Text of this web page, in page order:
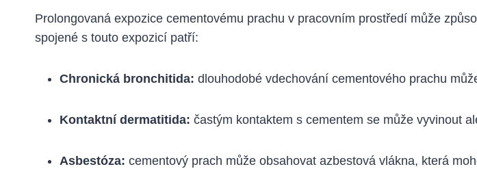
Prolongovaná expozice cementovému prachu v pracovním prostředí může
spojené s touto expozicí patří:
Chronická bronchitida: dlouhodobé vdechování cementového prachu
Kontaktní dermatitida: častým kontaktem s cementem se může vyvinout
Asbestóza: cementový prach může obsahovat azbestová vlákna, která